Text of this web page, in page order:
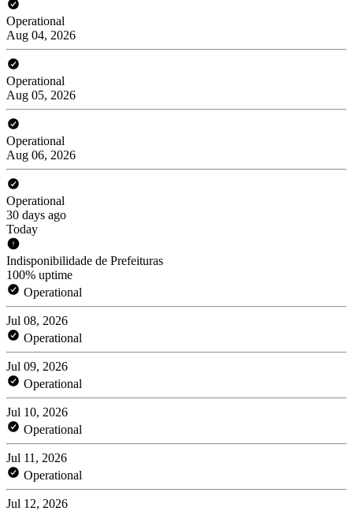
Operational
Aug 04, 2026
Operational
Aug 05, 2026
Operational
Aug 06, 2026
Operational
30 days ago
Today
Indisponibilidade de Prefeituras
100% uptime
Operational
Jul 08, 2026
Operational
Jul 09, 2026
Operational
Jul 10, 2026
Operational
Jul 11, 2026
Operational
Jul 12, 2026